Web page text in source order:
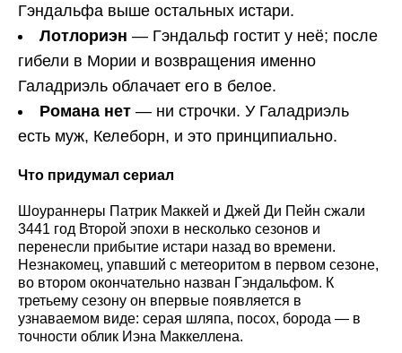
Гэндальфа выше остальных истари.
Лотлориэн — Гэндальф гостит у неё; после
гибели в Мории и возвращения именно
Галадриэль облачает его в белое.
Романа нет — ни строчки. У Галадриэль
есть муж, Келеборн, и это принципиально.
Что придумал сериал
Шоураннеры Патрик Маккей и Джей Ди Пейн сжали
3441 год Второй эпохи в несколько сезонов и
перенесли прибытие истари назад во времени.
Незнакомец, упавший с метеоритом в первом сезоне,
во втором окончательно назван Гэндальфом. К
третьему сезону он впервые появляется в
узнаваемом виде: серая шляпа, посох, борода — в
точности облик Иэна Маккеллена.